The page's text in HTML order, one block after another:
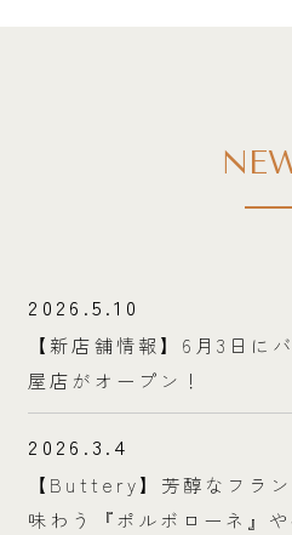
2026.5.10
【新店舗情報】6月3日に
屋店がオープン！
2026.3.4
【Buttery】芳醇なフラ
味わう『ポルボローネ』